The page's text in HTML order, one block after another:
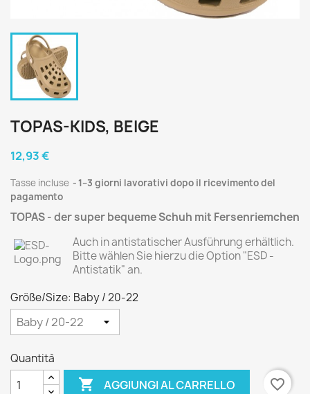
TOPAS-KIDS, BEIGE
12,93 €
Tasse incluse
1–3 giorni lavorativi dopo il ricevimento del
pagamento
TOPAS - der super bequeme Schuh mit Fersenriemchen
Auch in antistatischer Ausführung erhältlich.
Bitte wählen Sie hierzu die Option "ESD -
Antistatik" an.
Größe/Size: Baby / 20-22
Quantità
 AGGIUNGI AL CARRELLO favorite_border